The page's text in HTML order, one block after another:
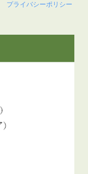
プライバシーポリシー